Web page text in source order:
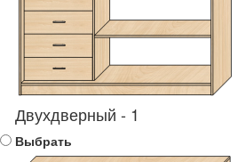
Двухдверный - 1
Выбрать